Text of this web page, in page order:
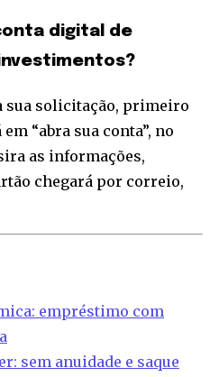
digital de
sua solicitação, primeiro
em “abra sua conta”, no
as informações,
chegará por correio,
empréstimo com
sem anuidade e saque